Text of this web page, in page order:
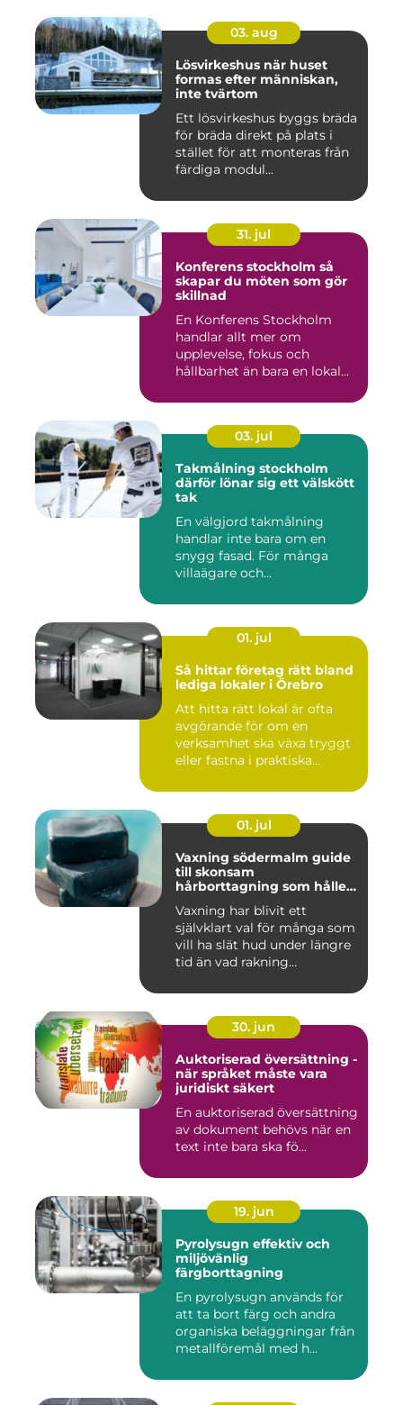
03. aug
Lösvirkeshus när huset
formas efter människan,
inte tvärtom
Ett lösvirkeshus byggs bräda
för bräda direkt på plats i
stället för att monteras från
färdiga modul...
31. jul
Konferens stockholm så
skapar du möten som gör
skillnad
En Konferens Stockholm
handlar allt mer om
upplevelse, fokus och
hållbarhet än bara en lokal
03. jul
Takmålning stockholm
därför lönar sig ett välskött
tak
En välgjord takmålning
handlar inte bara om en
snygg fasad. För många
villaägare och
01. jul
Så hittar företag rätt bland
lediga lokaler i Örebro
Att hitta rätt lokal är ofta
avgörande för om en
verksamhet ska växa tryggt
eller fastna i praktiska...
01. jul
Vaxning södermalm guide
till skonsam
hårborttagning som håller
Vaxning har blivit ett
självklart val för många som
vill ha slät hud under längre
tid än vad rakning...
30. jun
Auktoriserad översättning -
när språket måste vara
juridiskt säkert
En auktoriserad översättning
av dokument behövs när en
text inte bara ska fö...
19. jun
Pyrolysugn effektiv och
miljövänlig
färgborttagning
En pyrolysugn används för
att ta bort färg och andra
organiska beläggningar från
metallföremål med h...